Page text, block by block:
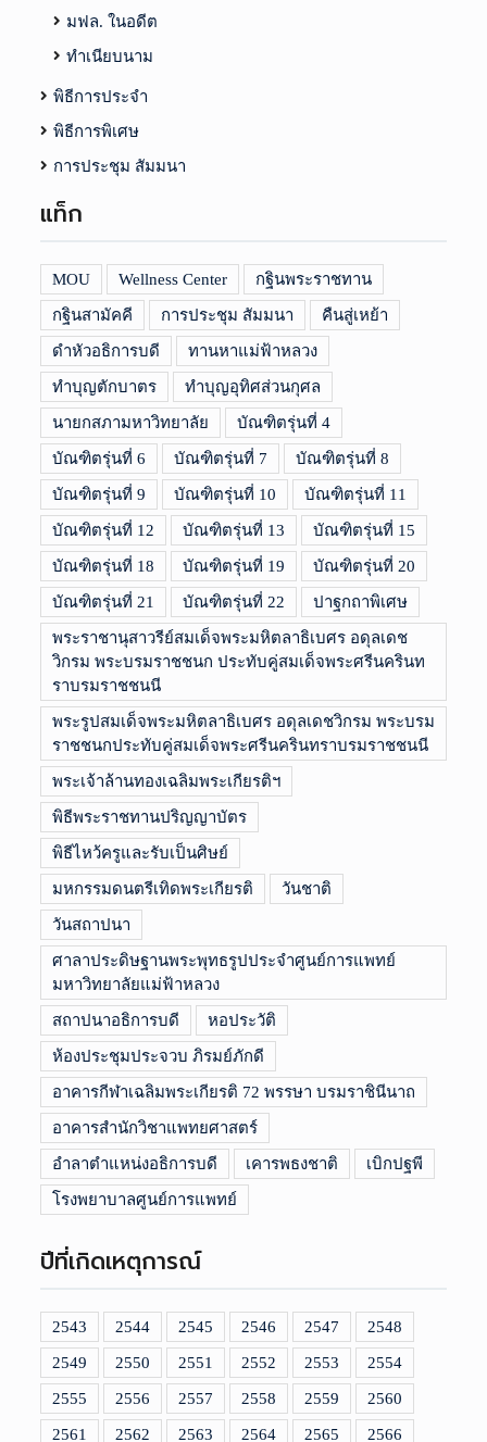
มฟล. ในอดีต
ทำเนียบนาม
พิธีการประจำ
พิธีการพิเศษ
การประชุม สัมมนา
แท็ก
MOU Wellness Center กฐินพระราชทาน
กฐินสามัคคี การประชุม สัมมนา คืนสู่เหย้า
ดำหัวอธิการบดี ทานหาแม่ฟ้าหลวง
ทำบุญตักบาตร ทำบุญอุทิศส่วนกุศล
นายกสภามหาวิทยาลัย บัณฑิตรุ่นที่ 4
บัณฑิตรุ่นที่ 6 บัณฑิตรุ่นที่ 7 บัณฑิตรุ่นที่ 8
บัณฑิตรุ่นที่ 9 บัณฑิตรุ่นที่ 10 บัณฑิตรุ่นที่ 11
บัณฑิตรุ่นที่ 12 บัณฑิตรุ่นที่ 13 บัณฑิตรุ่นที่ 15
บัณฑิตรุ่นที่ 18 บัณฑิตรุ่นที่ 19 บัณฑิตรุ่นที่ 20
บัณฑิตรุ่นที่ 21 บัณฑิตรุ่นที่ 22 ปาฐกถาพิเศษ
พระราชานุสาวรีย์สมเด็จพระมหิตลาธิเบศร อดุลเดช
วิกรม พระบรมราชชนก ประทับคู่สมเด็จพระศรีนครินท
ราบรมราชชนนี
พระรูปสมเด็จพระมหิตลาธิเบศร อดุลเดชวิกรม พระบรม
ราชชนกประทับคู่สมเด็จพระศรีนครินทราบรมราชชนนี
พระเจ้าล้านทองเฉลิมพระเกียรติฯ
พิธีพระราชทานปริญญาบัตร
พิธีไหว้ครูและรับเป็นศิษย์
มหกรรมดนตรีเทิดพระเกียรติ วันชาติ
วันสถาปนา
ศาลาประดิษฐานพระพุทธรูปประจำศูนย์การแพทย์
มหาวิทยาลัยแม่ฟ้าหลวง
สถาปนาอธิการบดี หอประวัติ
ห้องประชุมประจวบ ภิรมย์ภักดี
อาคารกีฬาเฉลิมพระเกียรติ 72 พรรษา บรมราชินีนาถ
อาคารสำนักวิชาแพทยศาสตร์
อำลาตำแหน่งอธิการบดี เคารพธงชาติ เบิกปฐพี
โรงพยาบาลศูนย์การแพทย์
ปีที่เกิดเหตุการณ์
2543 2544 2545 2546 2547 2548
2549 2550 2551 2552 2553 2554
2555 2556 2557 2558 2559 2560
2561 2562 2563 2564 2565 2566